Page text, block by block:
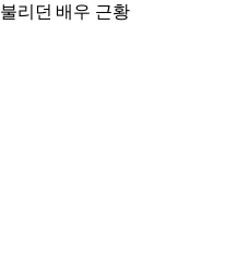
불리던 배우 근황